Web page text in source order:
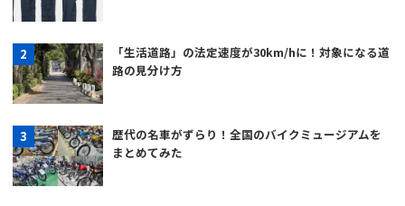
「生活道路」の法定速度が30km/hに！対象になる道
路の見分け方
歴代の名車がずらり！全国のバイクミュージアムを
まとめてみた